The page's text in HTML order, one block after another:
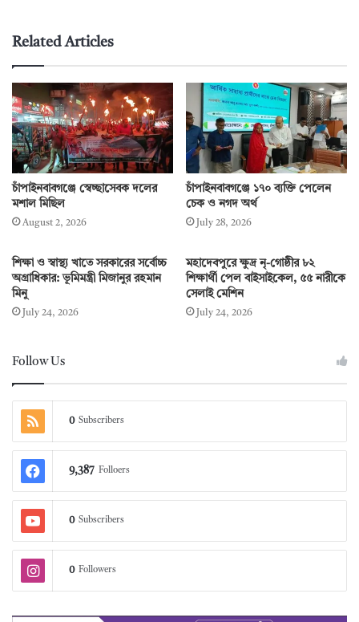
Related Articles
চাঁপাইনবাবগঞ্জে স্বেচ্ছাসেবক দলের
মশাল মিছিল
August 2, 2026
চাঁপাইনবাবগঞ্জে ১৭০ ব্যক্তি পেলেন
চেক ও নগদ অর্থ
July 28, 2026
শিক্ষা ও স্বাস্থ্য খাতে সরকারের সর্বোচ্চ
অগ্রাধিকার: ভূমিমন্ত্রী মিজানুর রহমান
মিনু
July 24, 2026
মহাদেবপুরে ক্ষুদ্র নৃ-গোষ্ঠীর ৮২
শিক্ষার্থী পেল বাইসাইকেল, ৫৫ নারীকে
সেলাই মেশিন
July 24, 2026
Follow Us
0 Subscribers
9,387 Folloers
0 Subscribers
0 Followers